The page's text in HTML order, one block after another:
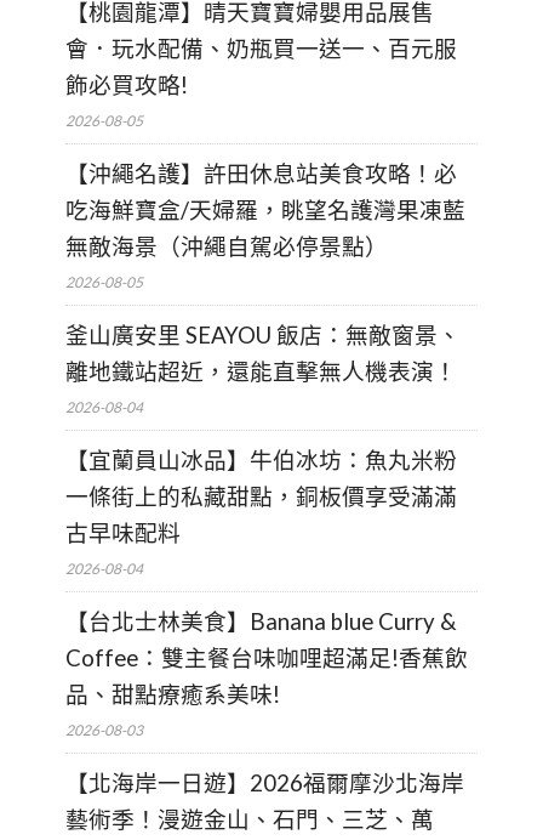
【桃園龍潭】晴天寶寶婦嬰用品展售
會．玩水配備、奶瓶買一送一、百元服
飾必買攻略!
2026-08-05
【沖繩名護】許田休息站美食攻略！必
吃海鮮寶盒/天婦羅，眺望名護灣果凍藍
無敵海景（沖繩自駕必停景點）
2026-08-05
釜山廣安里 SEAYOU 飯店：無敵窗景、
離地鐵站超近，還能直擊無人機表演！
2026-08-04
【宜蘭員山冰品】牛伯冰坊：魚丸米粉
一條街上的私藏甜點，銅板價享受滿滿
古早味配料
2026-08-04
【台北士林美食】Banana blue Curry &
Coffee：雙主餐台味咖哩超滿足!香蕉飲
品、甜點療癒系美味!
2026-08-03
【北海岸一日遊】2026福爾摩沙北海岸
藝術季！漫遊金山、石門、三芝、萬